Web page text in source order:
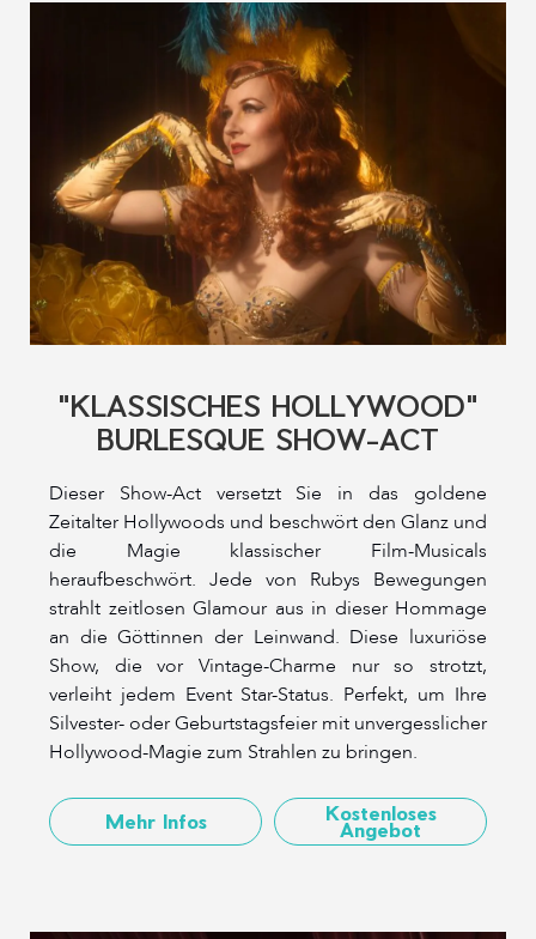
"KLASSISCHES HOLLYWOOD"
BURLESQUE SHOW-ACT
Dieser Show-Act versetzt Sie in das goldene
Zeitalter Hollywoods und beschwört den Glanz und
die Magie klassischer Film-Musicals
heraufbeschwört. Jede von Rubys Bewegungen
strahlt zeitlosen Glamour aus in dieser Hommage
an die Göttinnen der Leinwand. Diese luxuriöse
Show, die vor Vintage-Charme nur so strotzt,
verleiht jedem Event Star-Status. Perfekt, um Ihre
Silvester- oder Geburtstagsfeier mit unvergesslicher
Hollywood-Magie zum Strahlen zu bringen.
Mehr Infos Kostenloses
Angebot